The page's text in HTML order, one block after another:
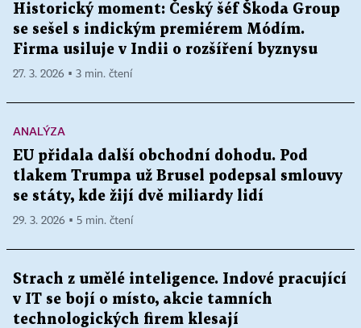
Historický moment: Český šéf Škoda Group
se sešel s indickým premiérem Módím.
Firma usiluje v Indii o rozšíření byznysu
27. 3. 2026 ▪ 3 min. čtení
ANALÝZA
EU přidala další obchodní dohodu. Pod
tlakem Trumpa už Brusel podepsal smlouvy
se státy, kde žijí dvě miliardy lidí
29. 3. 2026 ▪ 5 min. čtení
Strach z umělé inteligence. Indové pracující
v IT se bojí o místo, akcie tamních
technologických firem klesají